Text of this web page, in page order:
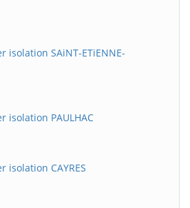
isolation SAiNT-ETiENNE-
isolation PAULHAC
isolation CAYRES